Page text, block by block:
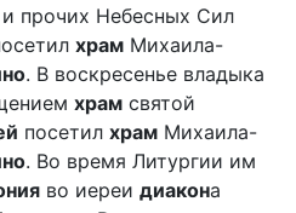
прочих Небесных Сил
храм Михаила-
. В воскресенье владыка
храм святой
посетил храм Михаила-
. Во время Литургии им
во иереи диакона